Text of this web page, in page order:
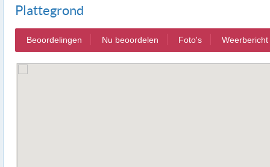
Plattegrond
Beoordelingen Nu beoordelen Foto's Weerbericht